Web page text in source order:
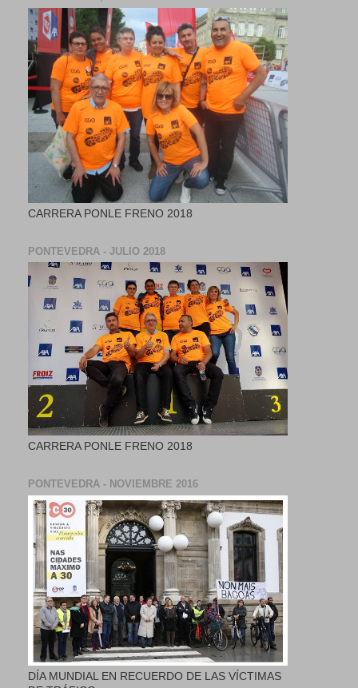
CARRERA PONLE FRENO 2018
PONTEVEDRA - JULIO 2018
CARRERA PONLE FRENO 2018
PONTEVEDRA - NOVIEMBRE 2016
DÍA MUNDIAL EN RECUERDO DE LAS VÍCTIMAS